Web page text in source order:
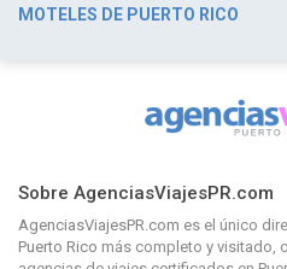
MOTELES DE PUERTO RICO
Sobre AgenciasViajesPR.com
AgenciasViajesPR.com es el único
Puerto Rico más completo y visitado,